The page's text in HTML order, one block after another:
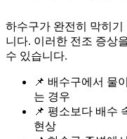
하수구가 완전히 막히
니다. 이러한 전조 증상
수 있습니다.
📌 배수구에서 물
는 경우
📌 평소보다 배수
현상